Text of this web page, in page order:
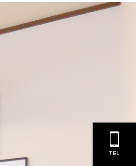
TEL